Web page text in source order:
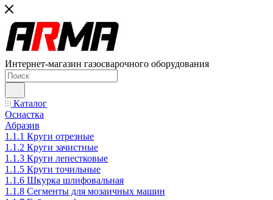
Интернет-магазин газосварочного оборудования
Каталог
Оснастка
Абразив
1.1.1 Круги отрезные
1.1.2 Круги зачистные
1.1.3 Круги лепестковые
1.1.5 Круги точильные
1.1.6 Шкурка шлифовальная
1.1.8 Сегменты для мозаичных машин